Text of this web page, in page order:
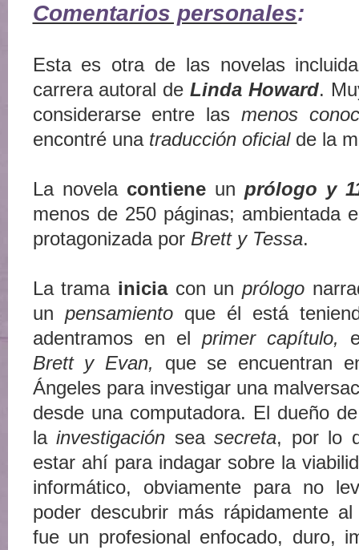
Comentarios personales:
Esta es otra de las novelas
carrera autoral deLinda Howard.
considerarse entre lasmenos
encontré una traducción oficial de la
La novela contiene un prólogo y
menos de 250 páginas; ambientada
protagonizada por Brett y Tessa.
La trama inicia con unprólogo
un pensamientoque él está
adentramos en el primer capítulo,
Brett y Evan, que se encuentran
Ángeles para investigar una
desde una computadora. El dueño
la investigación sea secreta, por lo
estar ahí para indagar sobre la
informático, obviamente para no
poder descubrir más rápidamente
fue un profesional enfocado, duro,